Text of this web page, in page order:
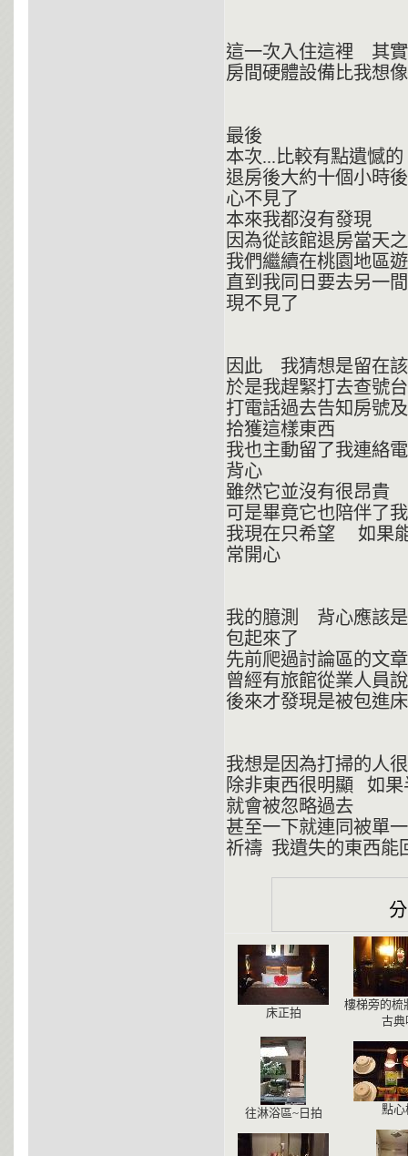
這一次入住這裡 其
房間硬體設備比我想
最後
本次...比較有點遺憾
退房後大約十個小時
心不見了
本來我都沒有發現
因為從該館退房當
我們繼續在桃園地區
直到我同日要去另一
現不見了
因此 我猜想是留在
於是我趕緊打去查號
打電話過去告知房號
拾獲這樣東西
我也主動留了我連絡
背心
雖然它並沒有很昂貴
可是畢竟它也陪伴了
我現在只希望 如果
常開心
我的臆測 背心應該
包起來了
先前爬過討論區的文章
曾經有旅館從業人員
後來才發現是被包進
我想是因為打掃的人
除非東西很明顯 如
就會被忽略過去
甚至一下就連同被單
祈禱 我遺失的東西
床正拍
樓梯旁的梳
古典
往淋浴區~日拍 點心